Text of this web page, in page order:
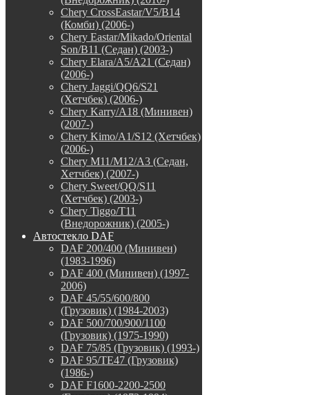
Chery CrossEastar/V5/B14
(Комби) (2006-)
Chery Eastar/Mikado/Oriental
Son/B11 (Седан) (2003-)
Chery Elara/A5/A21 (Седан)
(2006-)
Chery Jaggi/QQ6/S21
(Хетчбек) (2006-)
Chery Karry/A18 (Минивен)
(2007-)
Chery Kimo/A1/S12 (Хетчбек)
(2006-)
Chery M11/M12/A3 (Седан,
Хетчбек) (2007-)
Chery Sweet/QQ/S11
(Хетчбек) (2003-)
Chery Tiggo/T11
(Внедорожник) (2005-)
Автостекло DAF
DAF 200/400 (Минивен)
(1983-1996)
DAF 400 (Минивен) (1997-
2006)
DAF 45/55/600/800
(Грузовик) (1984-2003)
DAF 500/700/900/1100
(Грузовик) (1975-1990)
DAF 75/85 (Грузовик) (1993-)
DAF 95/TE47 (Грузовик)
(1986-)
DAF F1600-2200-2500